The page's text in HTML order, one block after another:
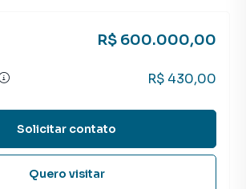
R$ 600.000,00
R$ 430,00
Solicitar contato
Quero visitar